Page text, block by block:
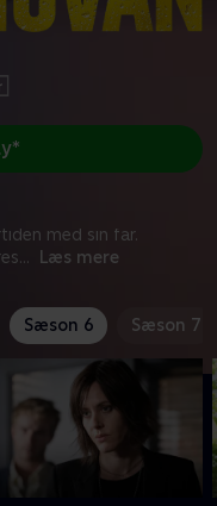
med sin far.
... Læs mere
Sæson 6 Sæson 7